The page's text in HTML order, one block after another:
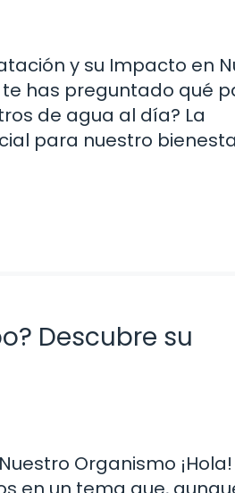
y su Impacto en
te has preguntado qué
de agua al día? La
para nuestro
Descubre su
Organismo